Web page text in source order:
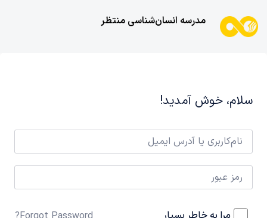
مدرسه انسان‌شناسی منتظر
سلام، خوش آمدید!